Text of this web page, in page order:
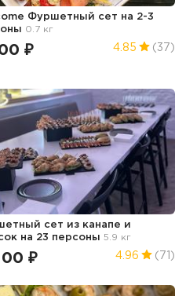
Фуршетный сет на 2-3
0.7 кг
₽ 4.85 (37)
сет из канапе и
на 23 персоны5.9 кг
₽ 4.96 (71)